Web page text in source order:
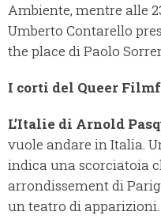
Ambiente, mentre alle
Umberto Contarello
the place di Paolo
I corti del Queer
L’Italie di Arnold
vuole andare in Italia.
indica una scorciatoia
arrondissement di
un teatro di apparizioni.